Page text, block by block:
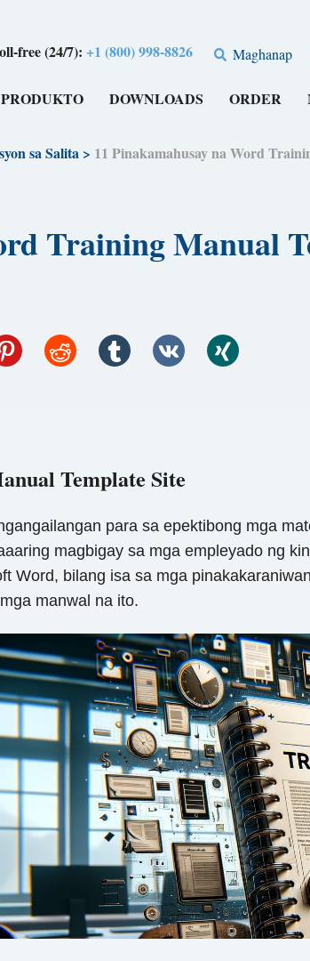
free (24/7):+1 (800) 998-8826 Maghanap
DOWNLOADS ORDER
sa Salita> 11 Pinakamahusay na Word
Training Manual
Template Site
para sa epektibong mga
magbigay sa mga empleyado ng
Word, bilang isa sa mga
manwal na ito.